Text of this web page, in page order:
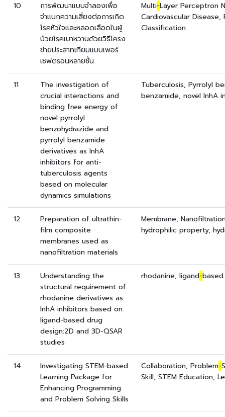
10
การพัฒนาแบบจําลองเพื่อ
จำแนกความเสี่ยงต่อการเกิด
โรคหัวใจและหลอดเลือดในผู้
ป่วยโรคเบาหวานด้วยวิธีโครง
ข่ายประสาทเทียมแบบเพอร์
เซฟตรอนหลายช้ัน
Multi-Layer Perceptron
Cardiovascular
Classification
11
The investigation of
crucial interactions and
binding free energy of
novel pyrrolyl
benzohydrazide and
pyrrolyl benzamide
derivatives as InhA
inhibitors for anti-
tuberculosis agents
based on molecular
dynamics simulations
Tuberculosis, Pyrrolyl
benzamide, novel InhA
12
Preparation of ultrathin-
film composite
membranes used as
nanofiltration materials
Membrane,
hydrophilic property,
13
Understanding the
structural requirement of
rhodanine derivatives as
InhA inhibitors based on
ligand-based drug
design:2D and 3D-QSAR
studies
rhodanine, ligand-
14
Investigating STEM-based
Learning Package for
Enhancing Programming
and Problem Solving Skills
Collaboration, Problem-
Skill, STEM Education,